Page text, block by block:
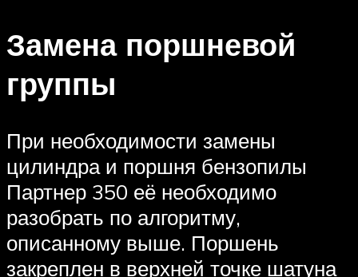
Замена поршневой
группы
При необходимости замены
цилиндра и поршня бензопилы
Партнер 350 её необходимо
разобрать по алгоритму,
описанному выше. Поршень
закреплен в верхней точке шатуна